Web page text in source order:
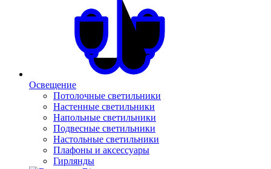
Освещение
Потолочные светильники
Настенные светильники
Напольные светильники
Подвесные светильники
Настольные светильники
Плафоны и аксессуары
Гирлянды